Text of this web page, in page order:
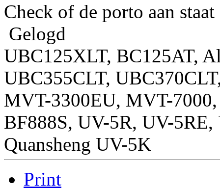
Check of de porto aan
Gelogd
UBC125XLT, BC125AT,
UBC355CLT,
MVT-3300EU, MVT-
BF888S, UV-5R, UV-
Quansheng UV-5K
Print